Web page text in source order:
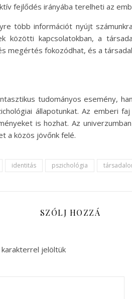
fejlődés irányába terelheti az
több információt nyújt
közötti kapcsolatokban, a
megértés fokozódhat, és a
tudományos esemény,
állapotunkat. Az emberi
is hozhat. Az
a közös jövőnk felé.
identitás pszichológia
SZÓLJ HOZZÁ
karakterrel jelöltük